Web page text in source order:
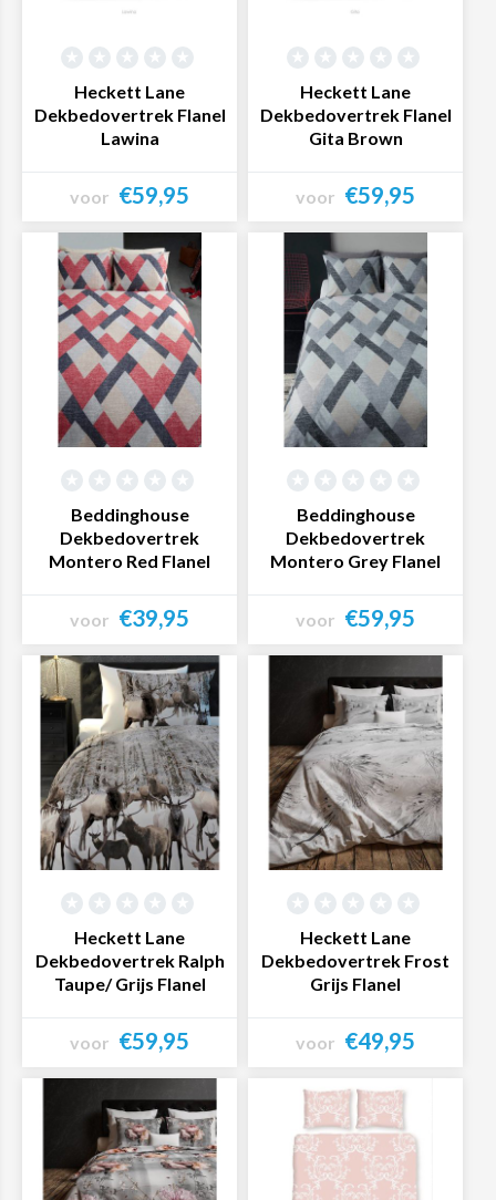
Heckett Lane
Dekbedovertrek Flanel
Lawina
voor €59,95
Bekijk product
Heckett Lane
Dekbedovertrek Flanel
Gita Brown
voor €59,95
Bekijk product
Beddinghouse
Dekbedovertrek
Montero Red Flanel
voor €39,95
Bekijk product
Beddinghouse
Dekbedovertrek
Montero Grey Flanel
voor €59,95
Heckett Lane
Dekbedovertrek Ralph
Taupe/ Grijs Flanel
voor €59,95
Heckett Lane
Dekbedovertrek Frost
Grijs Flanel
voor €49,95
Bekijk product